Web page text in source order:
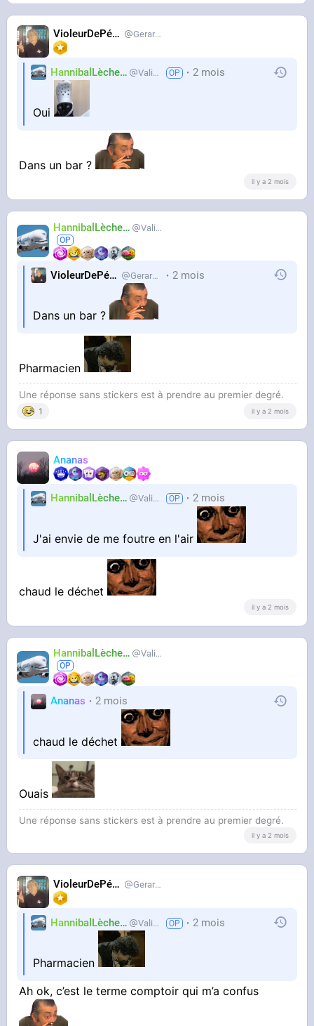
VioleurDePédo Gerardlevain
HannibalLècheur Valium 2 mois
Oui
Dans un bar ?
il y a 2 mois
HannibalLècheur Valium
VioleurDePédo Gerardlevain 2 mois
Dans un bar ?
Pharmacien
Une réponse sans stickers est à prendre au premier degré.
1 il y a 2 mois
Ananas
HannibalLècheur Valium 2 mois
J'ai envie de me foutre en l'air
chaud le déchet
il y a 2 mois
HannibalLècheur Valium
Ananas 2 mois
chaud le déchet
Ouais
Une réponse sans stickers est à prendre au premier degré.
il y a 2 mois
VioleurDePédo Gerardlevain
HannibalLècheur Valium 2 mois
Pharmacien
Ah ok, c’est le terme comptoir qui m’a confus